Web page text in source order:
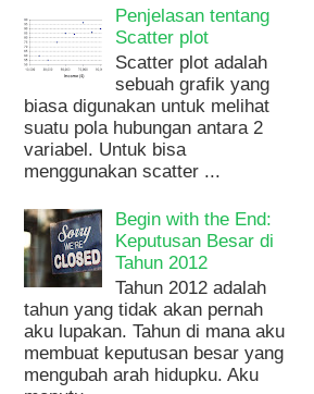
Penjelasan tentang
Scatter plot
Scatter plot adalah
sebuah grafik yang
biasa digunakan untuk melihat
suatu pola hubungan antara 2
variabel. Untuk bisa
menggunakan scatter ...
Begin with the End:
Keputusan Besar di
Tahun 2012
Tahun 2012 adalah
tahun yang tidak akan pernah
aku lupakan. Tahun di mana aku
membuat keputusan besar yang
mengubah arah hidupku. Aku